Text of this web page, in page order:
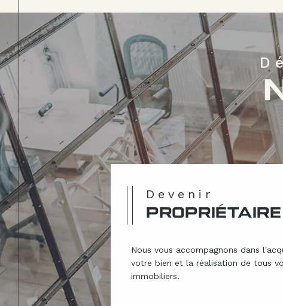
Devenir
PROPRIÉTAIRE
Nous vous accompagnons dans
votre bien et la réalisation de tous
immobiliers.